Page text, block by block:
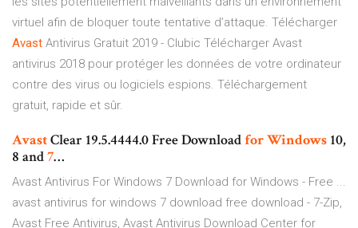
virtuel afin de bloquer toute tentative d’attaque. Télécharger
Avast Antivirus Gratuit 2019 - Clubic Télécharger Avast
antivirus 2018 pour protéger les données de votre ordinateur
contre des virus ou logiciels espions. Téléchargement
gratuit, rapide et sûr.
AvastClear 19.5.4444.0 Free DownloadforWindows 10,
8 and7…
Avast Antivirus For Windows 7 Download for Windows - Free ...
avast antivirus for windows 7 download free download - 7-Zip,
Avast Free Antivirus, Avast Antivirus Download Center for